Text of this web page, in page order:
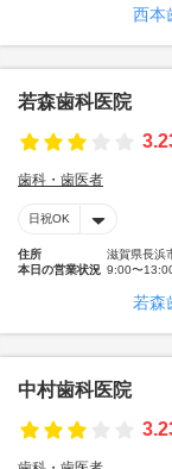
西本
若森歯科医院
歯科・歯医者
日祝OK
住所
滋賀県長浜
本日の営業状況 9:00〜
若森
中村歯科医院